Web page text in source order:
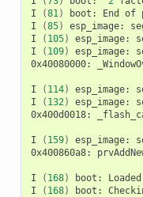
I
(81) boot: End of
I
(85) esp_image:
I
( 105) esp_image:
I
( 109) esp_image:
0x40080000:
I ( 114) esp_image:
I
( 132) esp_image:
0x400d0018:
I ( 159) esp_image:
0x400860a8:
I ( 168) boot: Loaded
I
( 168) boot: